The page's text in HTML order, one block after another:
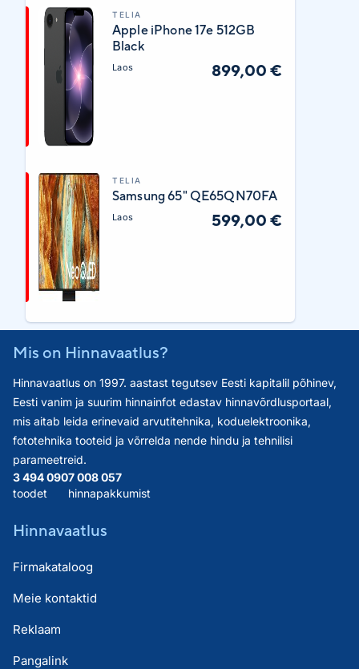
TELIA
Apple iPhone 17e 512GB
Black
Laos 899,00 €
TELIA
Samsung 65" QE65QN70FA
Laos 599,00 €
Mis on Hinnavaatlus?
Hinnavaatlus on 1997. aastast tegutsev Eesti kapitalil põhinev,
Eesti vanim ja suurim hinnainfot edastav hinnavõrdlusportaal,
mis aitab leida erinevaid arvutitehnika, koduelektroonika,
fototehnika tooteid ja võrrelda nende hindu ja tehnilisi
parameetreid.
3 494 090
toodet
7 008 057
hinnapakkumist
Hinnavaatlus
Firmakataloog
Meie kontaktid
Reklaam
Pangalink